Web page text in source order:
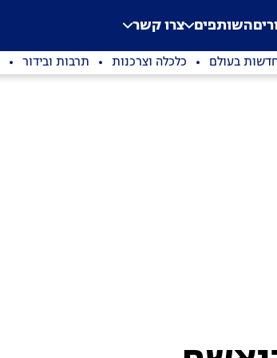
השותפים צרו קשר
בעולם כלכלה וצרכנות תרבות ובידור